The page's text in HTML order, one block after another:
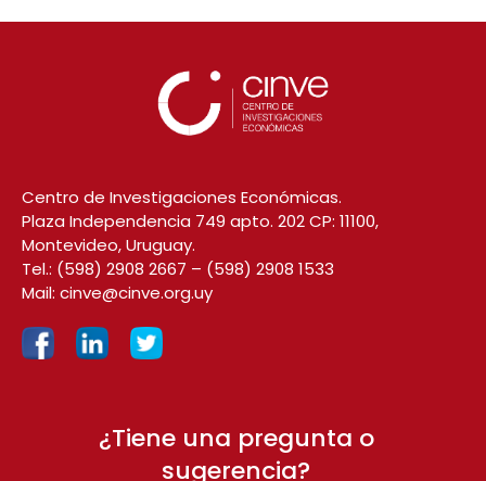
Centro de Investigaciones Económicas.
Plaza Independencia 749 apto. 202 CP: 11100,
Montevideo, Uruguay.
Tel.: (598) 2908 2667 – (598) 2908 1533
Mail: cinve@cinve.org.uy
¿Tiene una pregunta o
sugerencia?